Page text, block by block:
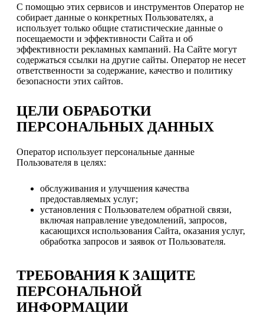
С помощью этих сервисов и инструментов Оператор не
собирает данные о конкретных Пользователях, а
использует только общие статистические данные о
посещаемости и эффективности Сайта и об
эффективности рекламных кампаний. На Сайте могут
содержаться ссылки на другие сайты. Оператор не несет
ответственности за содержание, качество и политику
безопасности этих сайтов.
ЦЕЛИ ОБРАБОТКИ
ПЕРСОНАЛЬНЫХ ДАННЫХ
Оператор использует персональные данные
Пользователя в целях:
обслуживания и улучшения качества
предоставляемых услуг;
установления с Пользователем обратной связи,
включая направление уведомлений, запросов,
касающихся использования Сайта, оказания услуг,
обработка запросов и заявок от Пользователя.
ТРЕБОВАНИЯ К ЗАЩИТЕ
ПЕРСОНАЛЬНОЙ
ИНФОРМАЦИИ